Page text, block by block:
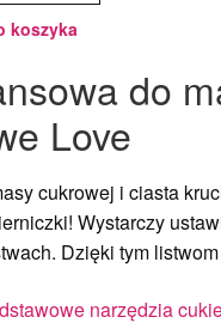
koszyka
do
Love
cukrowej i ciasta
! Wystarczy
Dzięki tym
narzędzia